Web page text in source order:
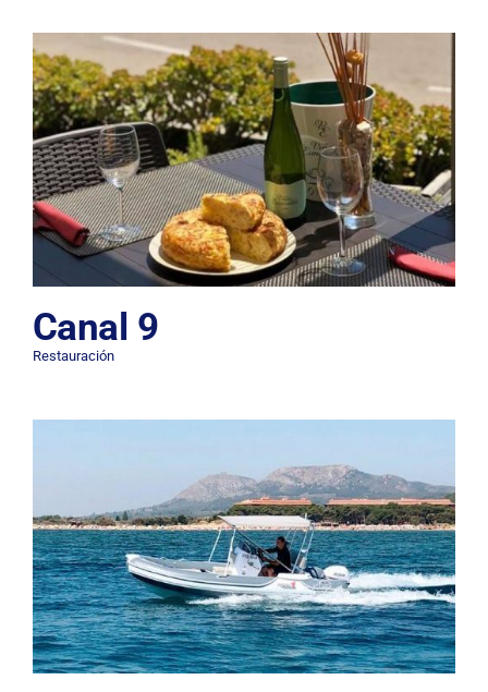
Canal 9
Restauración